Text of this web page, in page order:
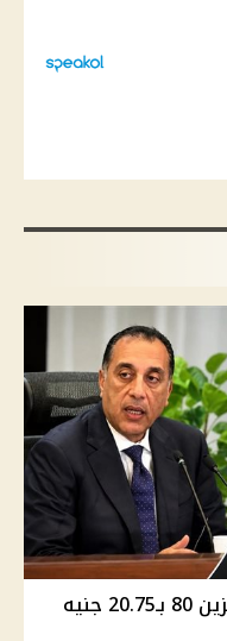
أسعار الوقود في مصر اليوم .. بنزين 80 بـ20.75 جنيه